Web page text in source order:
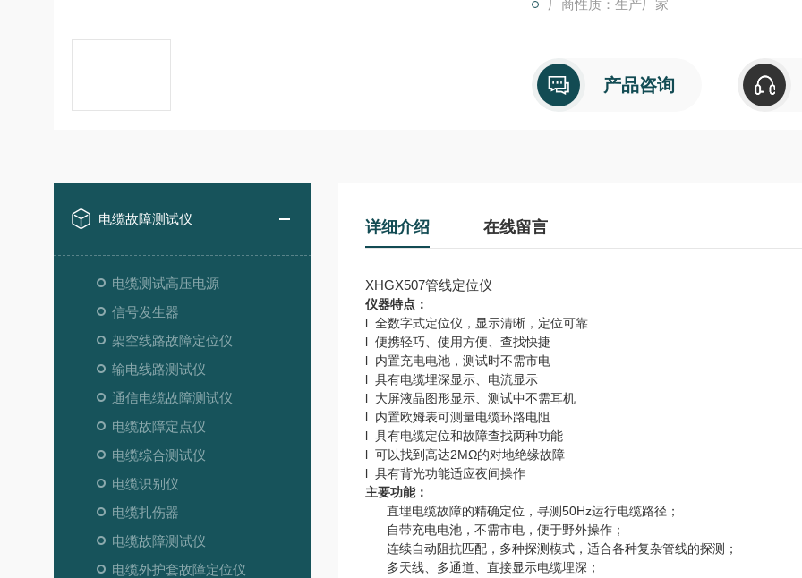
厂商性质：生产厂家
产品咨询
电缆故障测试仪
电缆测试高压电源
信号发生器
架空线路故障定位仪
输电线路测试仪
通信电缆故障测试仪
电缆故障定点仪
电缆综合测试仪
电缆识别仪
电缆扎伤器
电缆故障测试仪
电缆外护套故障定位仪
详细介绍 在线留言
XHGX507管线定位仪
仪器特点：
l 全数字式定位仪，显示清晰，定位可靠
l 便携轻巧、使用方便、查找快捷
l 内置充电电池，测试时不需市电
l 具有电缆埋深显示、电流显示
l 大屏液晶图形显示、测试中不需耳机
l 内置欧姆表可测量电缆环路电阻
l 具有电缆定位和故障查找两种功能
l 可以找到高达2MΩ的对地绝缘故障
l 具有背光功能适应夜间操作
主要功能：
直埋电缆故障的精确定位，寻测50Hz运行电缆路径；
自带充电电池，不需市电，便于野外操作；
连续自动阻抗匹配，多种探测模式，适合各种复杂管线的探测；
多天线、多通道、直接显示电缆埋深；